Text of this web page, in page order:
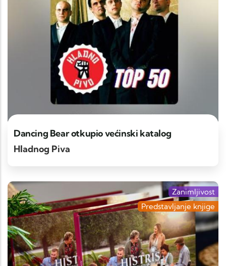
Dancing Bear otkupio većinski katalog
Hladnog Piva
Zanimljivost
Predstavljanje knjige